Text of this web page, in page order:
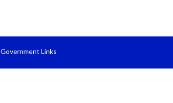
Government Links